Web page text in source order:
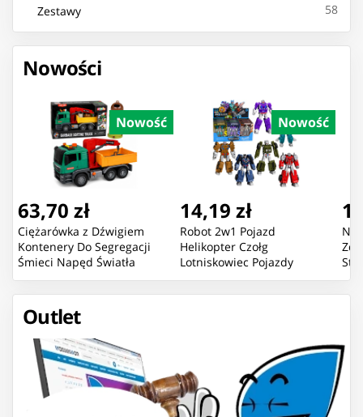
Zestawy 58
Nowości
Nowość
63,70 zł
Ciężarówka z Dźwigiem
Kontenery Do Segregacji
Śmieci Napęd Światła
Dźwięk
Nowość
14,19 zł
Robot 2w1 Pojazd
Helikopter Czołg
Lotniskowiec Pojazdy
Bojowe Mix
Outlet